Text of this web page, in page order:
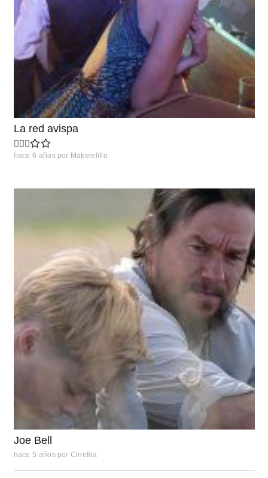
La red avispa
hace 6 años por Makelelillo
Joe Bell
hace 5 años por Cinefila